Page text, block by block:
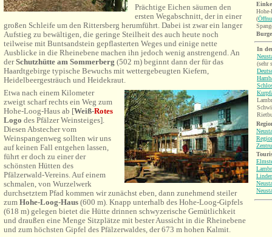
Prächtige Eichen säumen den
ersten Wegabschnitt, der in einer
großen Schleife um den Rittersberg herumführt. Dabei ist zwar ein langer
Aufstieg zu bewältigen, die geringe Steilheit des auch heute noch
teilweise mit Buntsandstein gepflasterten Weges und einige nette
Ausblicke in die Rheinebene machen ihn jedoch wenig anstrengend. An
der Schutzhütte am Sommerberg (502 m) beginnt dann der für das
Haardtgebirge typische Bewuchs mit wettergebeugten Kiefern,
Heidelbeergesträuch und Heidekraut.
Etwa nach einem Kilometer
zweigt scharf rechts ein Weg zum
Hohe-Loog-Haus ab [Weiß-Rotes
Logo des Pfälzer Weinsteiges].
Diesen Abstecher vom
Weinspangenweg sollten wir uns
auf keinen Fall entgehen lassen,
führt er doch zu einer der
schönsten Hütten des
Pfälzerwald-Vereins. Auf einem
schmalen, von Wurzelwerk
durchsetztem Pfad kommen wir zunächst eben, dann zunehmend steiler
zum Hohe-Loog-Haus (600 m). Knapp unterhalb des Hohe-Loog-Gipfels
(618 m) gelegen bietet die Hütte drinnen schwyzerische Gemütlichkeit
und draußen eine Menge Sitzplätze mit bester Aussicht in die Rheinebene
und zum höchsten Gipfel des Pfälzerwaldes, der 673 m hohen Kalmit.
(
In
(sehr